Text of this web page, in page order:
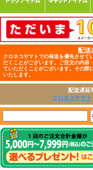
配送
クロネコヤマトでの発送を優先させて
だくことがございます。ご注文の内容
ていただくことがございます。その際
いたします。
配送遅延
クロネコヤマト